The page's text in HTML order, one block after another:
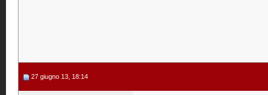
27 giugno 13, 18:14